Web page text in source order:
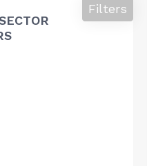
Filters